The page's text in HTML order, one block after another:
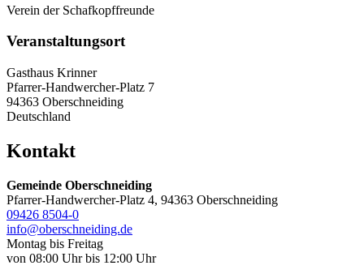
Verein der Schafkopffreunde
Veranstaltungsort
Gasthaus Krinner
Pfarrer-Handwercher-Platz 7
94363 Oberschneiding
Deutschland
Kontakt
Gemeinde Oberschneiding
Pfarrer-Handwercher-Platz 4, 94363 Oberschneiding
09426 8504-0
info@oberschneiding.de
Montag bis Freitag
von 08:00 Uhr bis 12:00 Uhr